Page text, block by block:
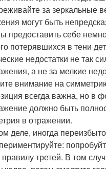
за зеркальные
могут быть
предоставить себе
потерявшихся в тени
недостатки не так
а не за мелкие
внимание на
всегда важна, но в
должно быть
в отражении.
деле, иногда
правилу третей. В том